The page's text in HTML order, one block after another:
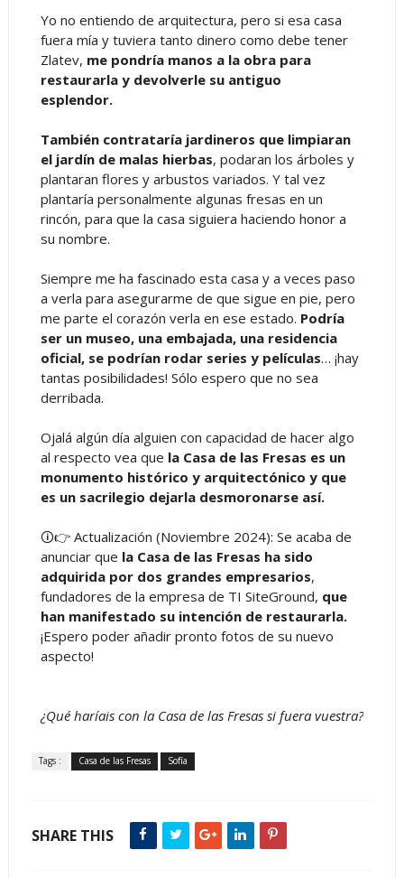
Yo no entiendo de arquitectura, pero si esa casa
fuera mía y tuviera tanto dinero como debe tener
Zlatev, me pondría manos a la obra para
restaurarla y devolverle su antiguo
esplendor.
También contrataría jardineros que limpiaran
el jardín de malas hierbas, podaran los árboles y
plantaran flores y arbustos variados. Y tal vez
plantaría personalmente algunas fresas en un
rincón, para que la casa siguiera haciendo honor a
su nombre.
Siempre me ha fascinado esta casa y a veces paso
a verla para asegurarme de que sigue en pie, pero
me parte el corazón verla en ese estado. Podría
ser un museo, una embajada, una residencia
oficial, se podrían rodar series y películas… ¡hay
tantas posibilidades! Sólo espero que no sea
derribada.
Ojalá algún día alguien con capacidad de hacer algo
al respecto vea que la Casa de las Fresas es un
monumento histórico y arquitectónico y que
es un sacrilegio dejarla desmoronarse así.
🛈👉 Actualización (Noviembre 2024): Se acaba de
anunciar que la Casa de las Fresas ha sido
adquirida por dos grandes empresarios,
fundadores de la empresa de TI SiteGround, que
han manifestado su intención de restaurarla.
¡Espero poder añadir pronto fotos de su nuevo
aspecto!
¿Qué haríais con la Casa de las Fresas si fuera vuestra?
Tags : Casa de las Fresas Sofía
SHARE THIS